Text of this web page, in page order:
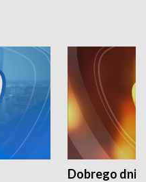
Dobrego dnia